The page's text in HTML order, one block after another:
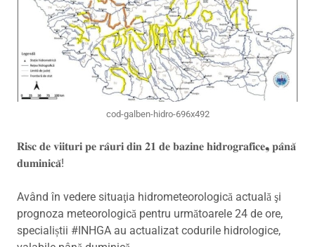
cod-galben-hidro-696x492
𝐑𝐢𝐬𝐜 𝐝𝐞 𝐯𝐢𝐢𝐭𝐮𝐫𝐢 𝐩𝐞 𝐫𝐚̂𝐮𝐫𝐢 𝐝𝐢𝐧 𝟐𝟏 𝐝𝐞 𝐛𝐚𝐳𝐢𝐧𝐞 𝐡𝐢𝐝𝐫𝐨𝐠𝐫𝐚𝐟𝐢𝐜𝐞❟ 𝐩𝐚̂𝐧𝐚̆
𝐝𝐮𝐦𝐢𝐧𝐢𝐜𝐚̆!
Având în vedere situaţia hidrometeorologică actuală şi
prognoza meteorologică pentru următoarele 24 de ore,
specialiștii #INHGA au actualizat codurile hidrologice,